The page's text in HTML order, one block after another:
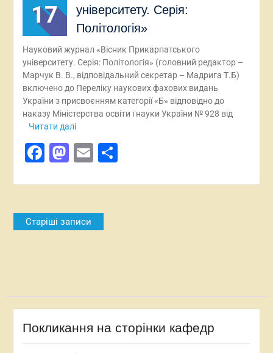
17
університету. Серія:
Політологія»
Науковий журнал «Вісник Прикарпатського
університету. Серія: Політологія» (головний редактор –
Марчук В. В., відповідальний секретар – Мадрига Т.Б)
включено до Переліку наукових фахових видань
України з присвоєнням категорії «Б» відповідно до
наказу Міністерства освіти і науки України № 928 від
Читати далі
Facebook
Mastodon
EmailПоділитися
Навігація
за
Старіші записи
Покликання на сторінки кафедр